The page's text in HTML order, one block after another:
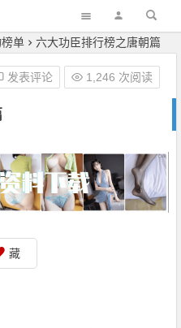
榜单 六大功臣排行榜之唐朝篇
发表评论 1,246 次阅读
藏